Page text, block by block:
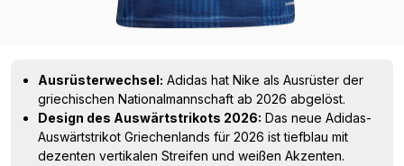
Ausrüsterwechsel: Adidas hat Nike als Ausrüster der
griechischen Nationalmannschaft ab 2026 abgelöst.
Design des Auswärtstrikots 2026: Das neue Adidas-
Auswärtstrikot Griechenlands für 2026 ist tiefblau mit
dezenten vertikalen Streifen und weißen Akzenten.